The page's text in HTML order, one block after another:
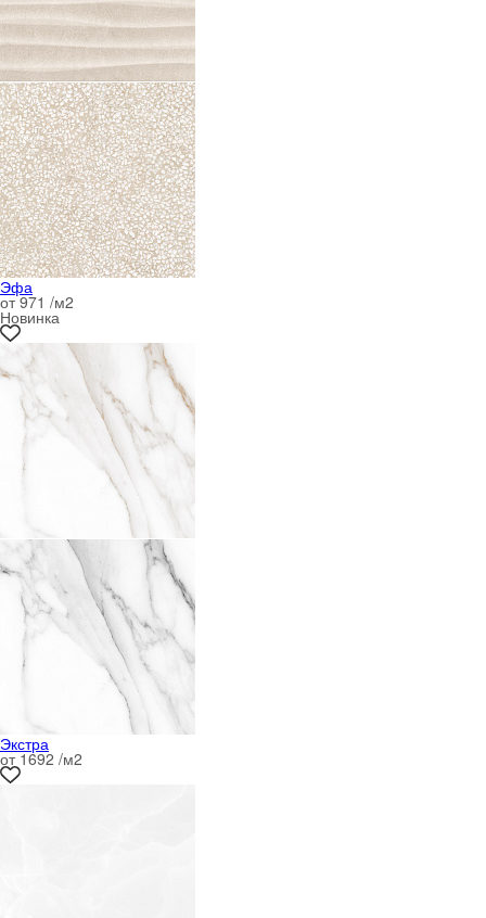
Эфа
от 971 /м2
Новинка
Экстра
от 1692 /м2